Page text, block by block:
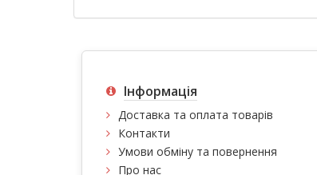
Інформація
Доставка та оплата товарів
Контакти
Умови обміну та повернення
Про нас